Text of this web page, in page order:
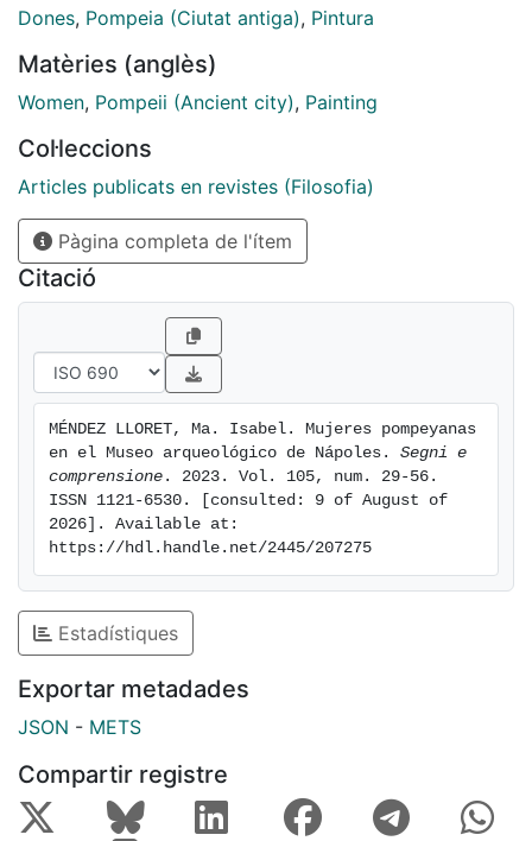
the images represented; In the present work, the
function of the Pompeian woman, educated in artistic
and even medical techniques, is revealed. This work
studied in relation to female fertility, family wealth,
and medical science and practice.
Dones, Pompeia (Ciutat antiga), Pintura
Matèries (anglès)
Women, Pompeii (Ancient city), Painting
Col·leccions
Articles publicats en revistes (Filosofia)
Pàgina completa de l'ítem
Citació
MÉNDEZ LLORET, Ma. Isabel. Mujeres pompeyanas
en el Museo arqueológico de Nápoles. Segni e
comprensione . 2023. Vol. 105, num. 29-56.
ISSN 1121-6530. [consulted: 9 of August of
2026]. Available at:
https://hdl.handle.net/2445/207275
Estadístiques
Exportar metadades
JSON - METS
Compartir registre